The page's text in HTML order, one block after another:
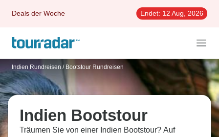
Deals der Woche Endet: 12 Aug, 2026
Indien Rundreisen / Bootstour Rundreisen
Indien Bootstour
Träumen Sie von einer Indien Bootstour? Auf